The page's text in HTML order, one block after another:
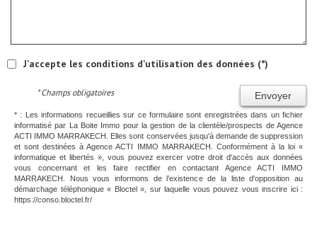
J'accepte les conditions d'utilisation des données (*)
Envoyer
* Champs obligatoires
* : Les informations recueillies sur ce formulaire sont enregistrées dans un fichier
informatisé par La Boite Immo pour la gestion de la clientèle/prospects de Agence
ACTI IMMO MARRAKECH. Elles sont conservées jusqu'à demande de suppression
et sont destinées à Agence ACTI IMMO MARRAKECH. Conformément à la loi «
informatique et libertés », vous pouvez exercer votre droit d'accès aux données
vous concernant et les faire rectifier en contactant Agence ACTI IMMO
MARRAKECH. Nous vous informons de l’existence de la liste d'opposition au
démarchage téléphonique « Bloctel », sur laquelle vous pouvez vous inscrire ici :
https://conso.bloctel.fr/